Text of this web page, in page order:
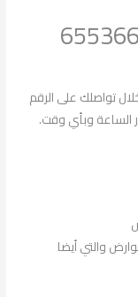
تواصلك على الرقم
والتي أيضا